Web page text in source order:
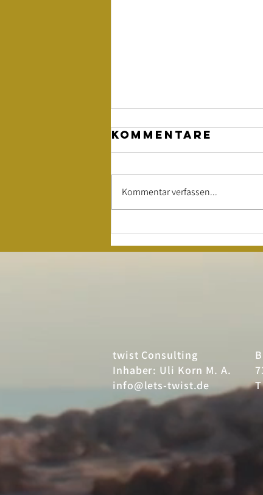
25 Jahre twist
– Der Nordsee-
Kommentare
Kommentar verfassen...
twist Consulting
Inhaber: Uli Korn M. A.
info@lets-twist.de